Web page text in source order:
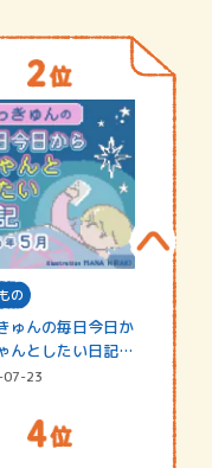
の
ゅんの毎日今日か
んとしたい日記
07-23